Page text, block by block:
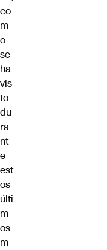
co
m
o
se
ha
vis
to
du
ra
nt
e
est
os
últi
m
os
m